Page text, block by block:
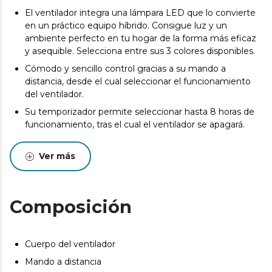
El ventilador integra una lámpara LED que lo convierte
en un práctico equipo híbrido. Consigue luz y un
ambiente perfecto en tu hogar de la forma más eficaz
y asequible. Selecciona entre sus 3 colores disponibles.
Cómodo y sencillo control gracias a su mando a
distancia, desde el cual seleccionar el funcionamiento
del ventilador.
Su temporizador permite seleccionar hasta 8 horas de
funcionamiento, tras el cual el ventilador se apagará.
Podrás elegir entre 6 velocidades de funcionamiento,
adecuando la intensidad del caudal de aire a tus
necesidades.
innovadoras y aerodinámicas, diseñadas para maximizar
el flujo de aire y garantizar un caudal constante de aire
El ventilador dispone de un sistema de inversión de giro
Mediante un conmutador se selecciona el sentido de
Ver más
Composición
Cuerpo del ventilador
Mando a distancia